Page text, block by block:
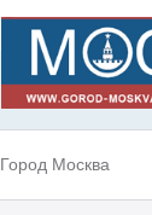
Город Москва